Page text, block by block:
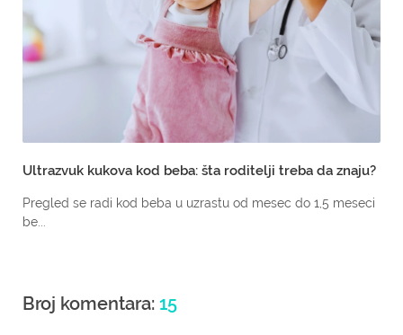
Ultrazvuk kukova kod beba: šta roditelji treba da znaju?
Pregled se radi kod beba u uzrastu od mesec do 1,5 meseci
be...
Broj komentara: 15